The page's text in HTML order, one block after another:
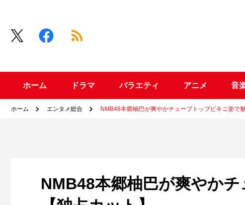
ホーム ドラマ バラエティ アニメ 音
ホーム エンタメ総合 NMB48本郷柚巴が爽やかチューブトップビキニ姿で
NMB48本郷柚巴が爽やか